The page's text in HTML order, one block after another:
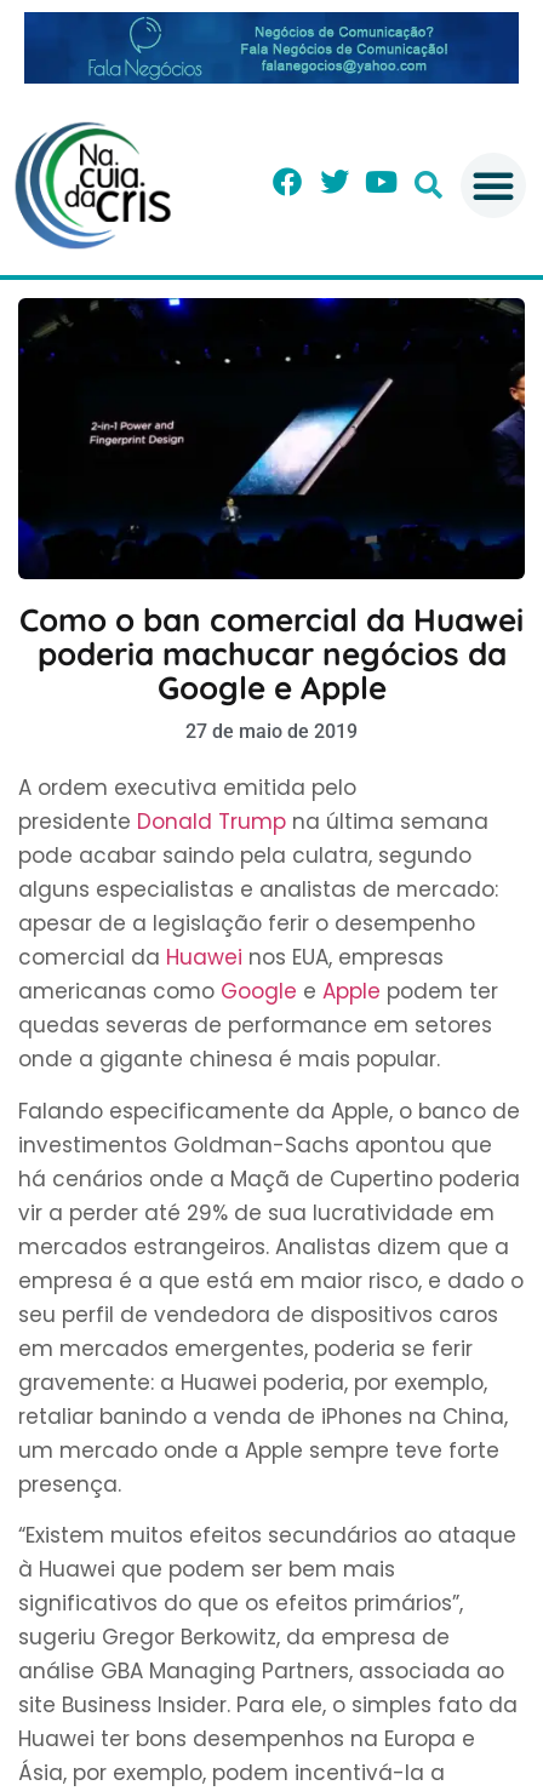
Como o ban comercial da Huawei
poderia machucar negócios da
Google e Apple
27 de maio de 2019
A ordem executiva emitida pelo
presidente Donald Trump na última semana
pode acabar saindo pela culatra, segundo
alguns especialistas e analistas de mercado:
apesar de a legislação ferir o desempenho
comercial da Huawei nos EUA, empresas
americanas como Google e Apple podem ter
quedas severas de performance em setores
onde a gigante chinesa é mais popular.
Falando especificamente da Apple, o banco de
investimentos Goldman-Sachs apontou que
há cenários onde a Maçã de Cupertino poderia
vir a perder até 29% de sua lucratividade em
mercados estrangeiros. Analistas dizem que a
empresa é a que está em maior risco, e dado o
seu perfil de vendedora de dispositivos caros
em mercados emergentes, poderia se ferir
gravemente: a Huawei poderia, por exemplo,
retaliar banindo a venda de iPhones na China,
um mercado onde a Apple sempre teve forte
presença.
“Existem muitos efeitos secundários ao ataque
à Huawei que podem ser bem mais
significativos do que os efeitos primários”,
sugeriu Gregor Berkowitz, da empresa de
análise GBA Managing Partners, associada ao
site Business Insider. Para ele, o simples fato da
Huawei ter bons desempenhos na Europa e
Ásia, por exemplo, podem incentivá-la a